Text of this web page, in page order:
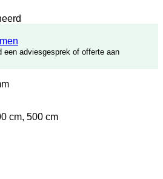
een adviesgesprek of offerte aan
cm, 500 cm